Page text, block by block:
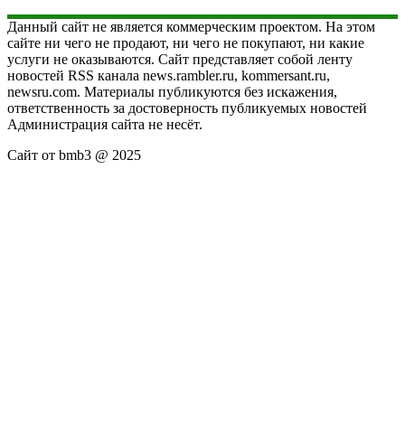
Данный сайт не является коммерческим проектом. На этом
сайте ни чего не продают, ни чего не покупают, ни какие
услуги не оказываются. Сайт представляет собой ленту
новостей RSS канала news.rambler.ru, kommersant.ru,
newsru.com. Материалы публикуются без искажения,
ответственность за достоверность публикуемых новостей
Администрация сайта не несёт.
Сайт от bmb3 @ 2025